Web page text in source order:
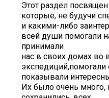
Этот раздел
которые, не будучи
и какими-либо
всей души помогали
принимали
нас в своих домах во
показывали
Их было очень много,